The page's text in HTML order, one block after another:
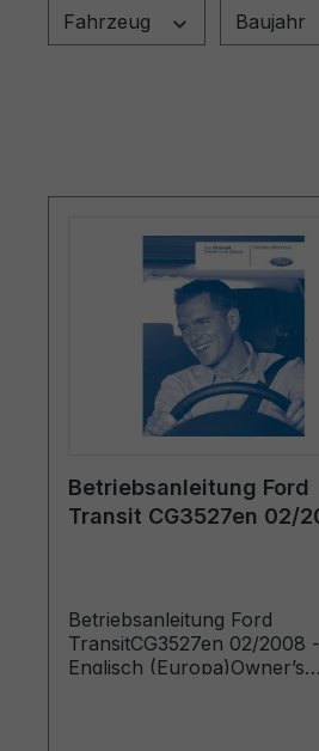
Fahrzeug Baujahr
Betriebsanleitung Ford
Transit CG3527en 02/
Betriebsanleitung Ford
TransitCG3527en 02/2008 -
Englisch (Europa)Owner’s